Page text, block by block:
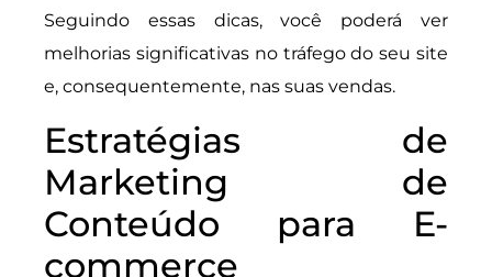
Seguindo essas dicas, você poderá ver
melhorias significativas no tráfego do seu site
e, consequentemente, nas suas vendas.
Estratégias de
Marketing de
Conteúdo para E-
commerce